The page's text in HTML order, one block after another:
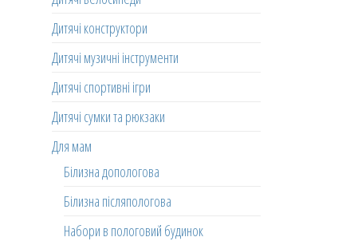
Дитячі конструктори
Дитячі музичні інструменти
Дитячі спортивні ігри
Дитячі сумки та рюкзаки
Для мам
Білизна допологова
Білизна післяпологова
Набори в пологовий будинок